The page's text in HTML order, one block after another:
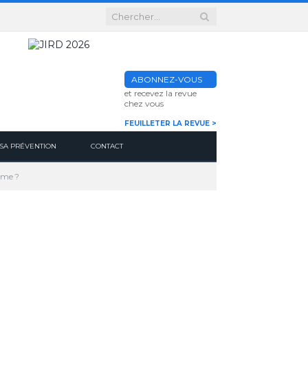
ABONNEZ-VOUS
et recevez la revue
chez vous
FEUILLETER LA REVUE >
PRÉVENTION CONTACT
?